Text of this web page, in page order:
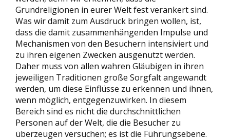
Grundreligionen in eurer Welt fest verankert sind.
Was wir damit zum Ausdruck bringen wollen, ist,
dass die damit zusammenhängenden Impulse und
Mechanismen von den Besuchern intensiviert und
zu ihren eigenen Zwecken ausgenutzt werden.
Daher muss von allen wahren Gläubigen in ihren
jeweiligen Traditionen große Sorgfalt angewandt
werden, um diese Einflüsse zu erkennen und ihnen,
wenn möglich, entgegenzuwirken. In diesem
Bereich sind es nicht die durchschnittlichen
Personen auf der Welt, die die Besucher zu
überzeugen versuchen; es ist die Führungsebene.